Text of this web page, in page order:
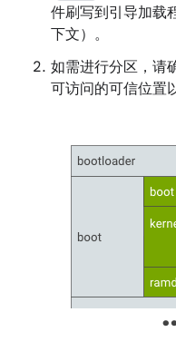
件刷写到引导加载
下文）。
如需进行分区，请
可访问的可信位置